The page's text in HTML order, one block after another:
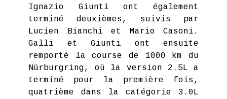
Ignazio Giunti ont également
terminé deuxièmes, suivis par
Lucien Bianchi et Mario Casoni.
Galli et Giunti ont ensuite
remporté la course de 1000 km du
Nürburgring, où la version 2.5L a
terminé pour la première fois,
quatrième dans la catégorie 3.0L